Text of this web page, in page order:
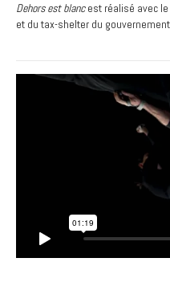
Dehors est blancest réalisé avec
et du tax-shelter du